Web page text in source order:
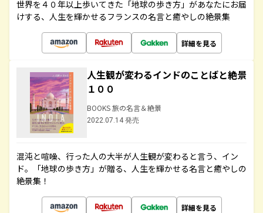
世界を４０年以上歩いてきた「地球の歩き方」があなたにお届
けする、人生を輝かせるフランスの名言と癒やしの絶景集
詳細を見る
人生観が変わるインドのことばと絶景
１００
BOOKS 旅の名言＆絶景
2022.07.14 発売
混沌と喧噪、行った人の大半が人生観が変わると言う、イン
ド。「地球の歩き方」が贈る、人生を輝かせる名言と癒やしの
絶景集！
詳細を見る